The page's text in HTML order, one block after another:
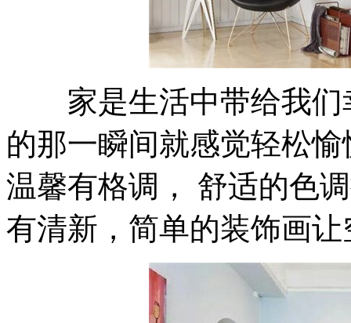
家是生活中带给我们
的那一瞬间就感觉轻松
温馨有格调， 舒适的色
有清新，简单的装饰画